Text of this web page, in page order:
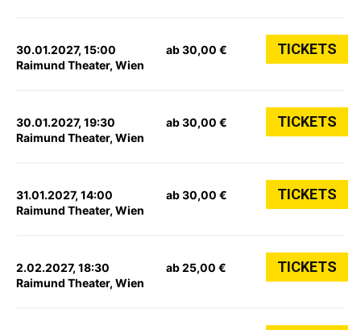
30.01.2027, 15:00
Raimund Theater, Wien
ab 30,00 € TICKETS
30.01.2027, 19:30
Raimund Theater, Wien
ab 30,00 € TICKETS
31.01.2027, 14:00
Raimund Theater, Wien
ab 30,00 € TICKETS
2.02.2027, 18:30
Raimund Theater, Wien
ab 25,00 € TICKETS